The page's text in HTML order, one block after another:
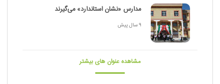
مدارس «نشان استاندارد» می‌گیرند
9 سال پیش
مشاهده عنوان های بیشتر